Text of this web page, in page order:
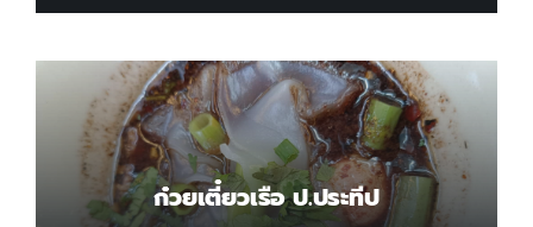
ก๋วยเตี๋ยวเรือ ป.ประทีป